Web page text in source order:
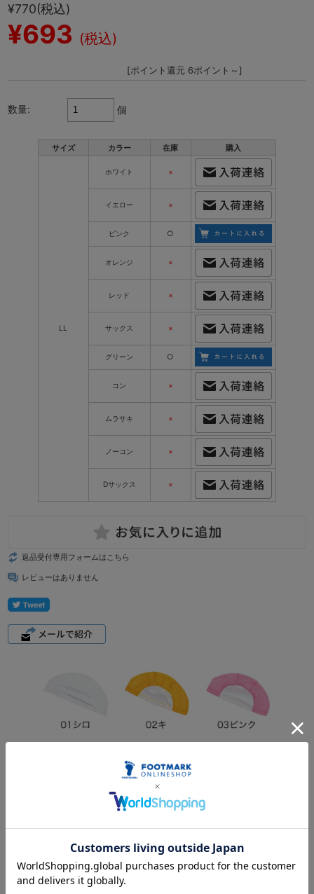
¥770(税込)
¥693 (税込)
[ポイント還元 6ポイント～]
数量: 個
サイズ カラー 在庫 購入
LL
ホワイト ×
イエロー ×
ピンク ○
オレンジ ×
レッド ×
サックス ×
グリーン ○
コン ×
ムラサキ ×
ノーコン ×
Dサックス ×
返品受付専用フォームはこちら
レビューはありません